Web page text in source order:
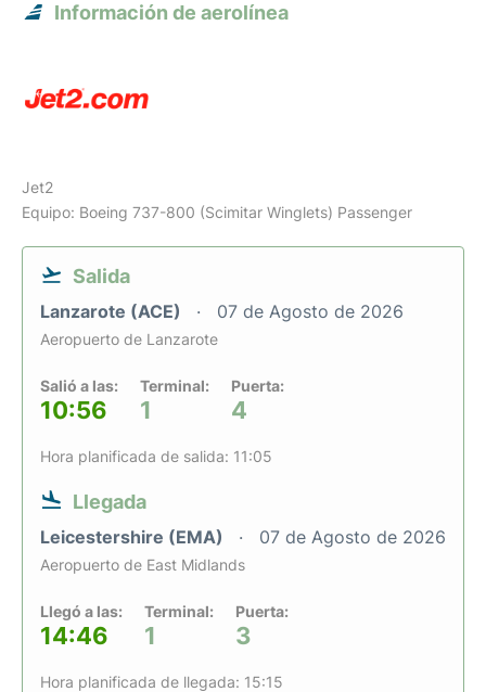
Información de aerolínea
Jet2
Equipo: Boeing 737-800 (Scimitar Winglets) Passenger
Salida
Lanzarote (ACE) 07 de Agosto de 2026
Aeropuerto de Lanzarote
Salió a las:
10:56
Terminal:
1
Puerta:
4
Hora planificada de salida: 11:05
Llegada
Leicestershire (EMA) 07 de Agosto de 2026
Aeropuerto de East Midlands
Llegó a las:
14:46
Terminal:
1
Puerta:
3
Hora planificada de llegada: 15:15